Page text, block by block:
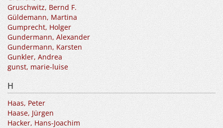
Gruschwitz, Bernd F.
Güldemann, Martina
Gumprecht, Holger
Gundermann, Alexander
Gundermann, Karsten
Gunkler, Andrea
gunst, marie-luise
H
Haas, Peter
Haase, Jürgen
Hacker, Hans-Joachim